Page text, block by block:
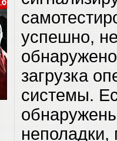
успешно,
загрузка
системы.
неполадки,